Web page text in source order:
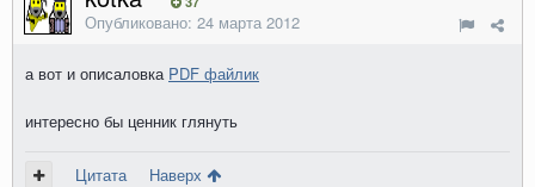
Опубликовано: 24 марта 2012
а вот и описаловка PDF файлик
интересно бы ценник глянуть
Цитата Наверх